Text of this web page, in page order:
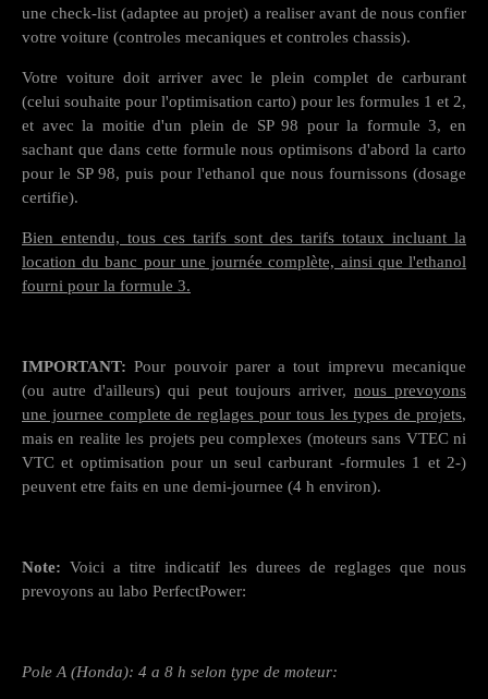
une check-list (adaptee au projet) a realiser avant de nous confier
votre voiture (controles mecaniques et controles chassis).
Votre voiture doit arriver avec le plein complet de carburant
(celui souhaite pour l'optimisation carto) pour les formules 1 et 2,
et avec la moitie d'un plein de SP 98 pour la formule 3, en
sachant que dans cette formule nous optimisons d'abord la carto
pour le SP 98, puis pour l'ethanol que nous fournissons (dosage
certifie).
Bien entendu, tous ces tarifs sont des tarifs totaux incluant la
location du banc pour une journée complète, ainsi que l'ethanol
fourni pour la formule 3.
IMPORTANT: Pour pouvoir parer a tout imprevu mecanique
(ou autre d'ailleurs) qui peut toujours arriver, nous prevoyons
une journee complete de reglages pour tous les types de projets,
mais en realite les projets peu complexes (moteurs sans VTEC ni
VTC et optimisation pour un seul carburant -formules 1 et 2-)
peuvent etre faits en une demi-journee (4 h environ).
Note: Voici a titre indicatif les durees de reglages que nous
prevoyons au labo PerfectPower:
Pole A (Honda): 4 a 8 h selon type de moteur: